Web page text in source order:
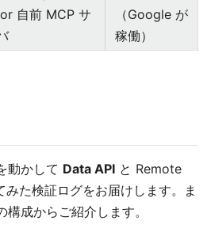
自前 MCP サ
（Google が
稼働）
動かして Data API と Remote
た検証ログをお届けします。ま
成からご紹介します。